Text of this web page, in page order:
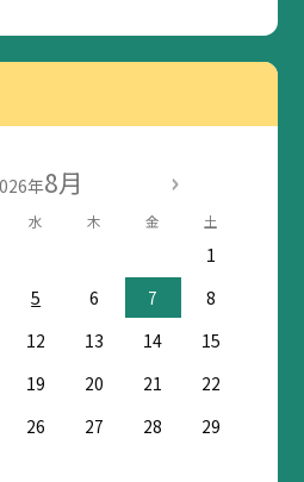
年8月
水 木 金 土
1
5 6 7
8
12 13 14
15
19 20 21
22
26 27 28
29